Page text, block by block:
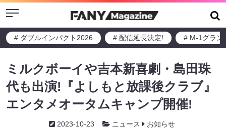
Menu
# ダブルインパクト2026 # 配信延長決定! # M-1グラン
ミルクボーイや吉本新喜劇・島田珠
代も出演!『よしもと放課後クラブ』
エンタメオータムキャンプ開催!
2023-10-23 ニュース お知らせ